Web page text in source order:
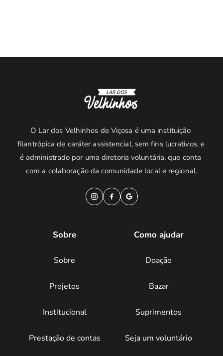
O Lar dos Velhinhos de Viçosa é uma instituição
filantrópica de caráter assistencial, sem fins lucrativos, e
é administrado por uma diretoria voluntária, que conta
com a colaboração da comunidade local e regional.
Sobre
Sobre
Projetos
Institucional
Prestação de contas
Como ajudar
Doação
Bazar
Suprimentos
Seja um voluntário